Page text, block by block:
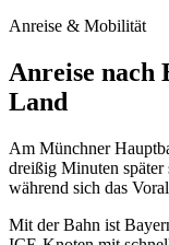
Anreise & Mobilität
Anreise nach
Land
Am Münchner
dreißig Minuten
während sich das
Mit der Bahn ist